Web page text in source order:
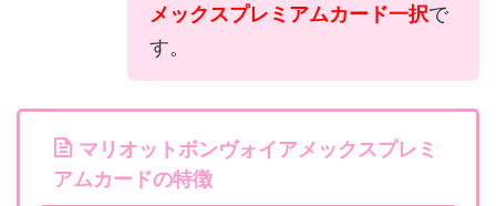
メックスプレミアムカード一択で
す。
マリオットボンヴォイアメックスプレミ
アムカードの特徴